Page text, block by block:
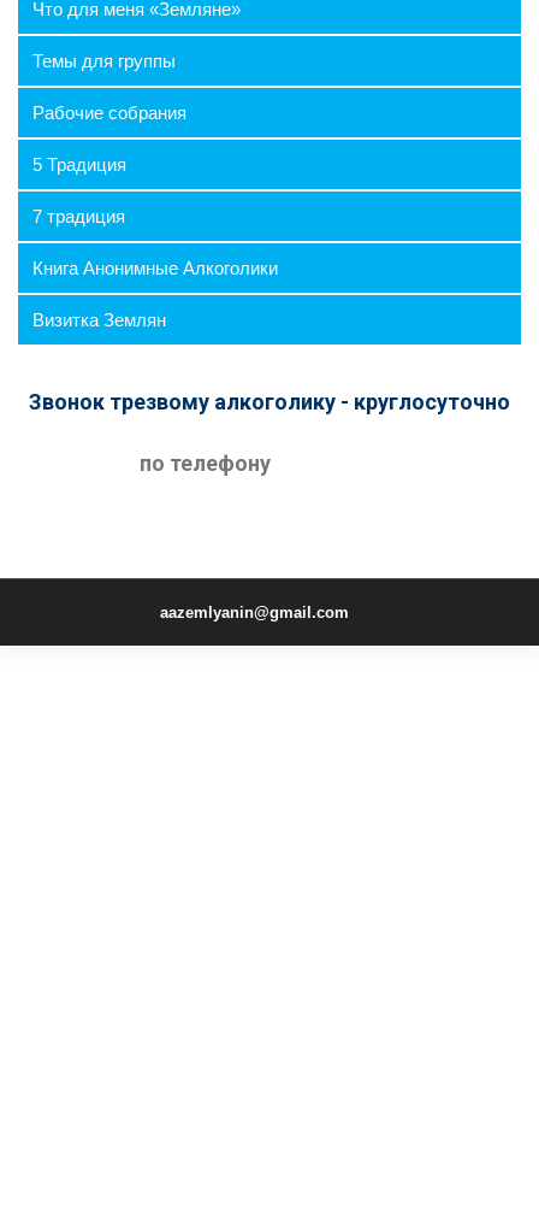
Что для меня «Земляне»
Темы для группы
Рабочие собрания
5 Традиция
7 традиция
Книга Анонимные Алкоголики
Визитка Землян
Звонок трезвому алкоголику - круглосуточно
по телефону
aazemlyanin@gmail.com